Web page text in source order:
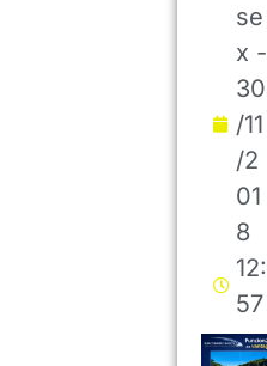
se
x -
30
/11
/2
01
8
12:
57